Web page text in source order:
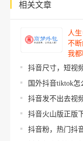
相关文章
人
不
我
抖音尺寸，短视
国外抖音tiktok怎
抖音发不出去视
抖音火山版正版
抖音粉，热门抖